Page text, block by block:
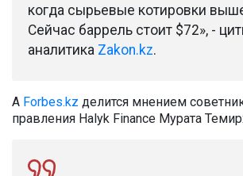
когда сырьевые котировки
Сейчас баррель стоит $72», -
аналитика Zakon.kz.
А Forbes.kz делится мнением
правления Halyk Finance Мурата